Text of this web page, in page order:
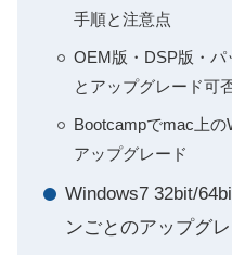
手順と注意点
OEM版・DSP版・パ
とアップグレード可
Bootcampでmac上
アップグレード
Windows7 32bit/
ンごとのアップグ